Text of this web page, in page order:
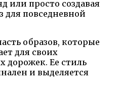
или просто создавая
повседневной
образов, которые
для своих
дорожек. Ее стиль
и выделяется